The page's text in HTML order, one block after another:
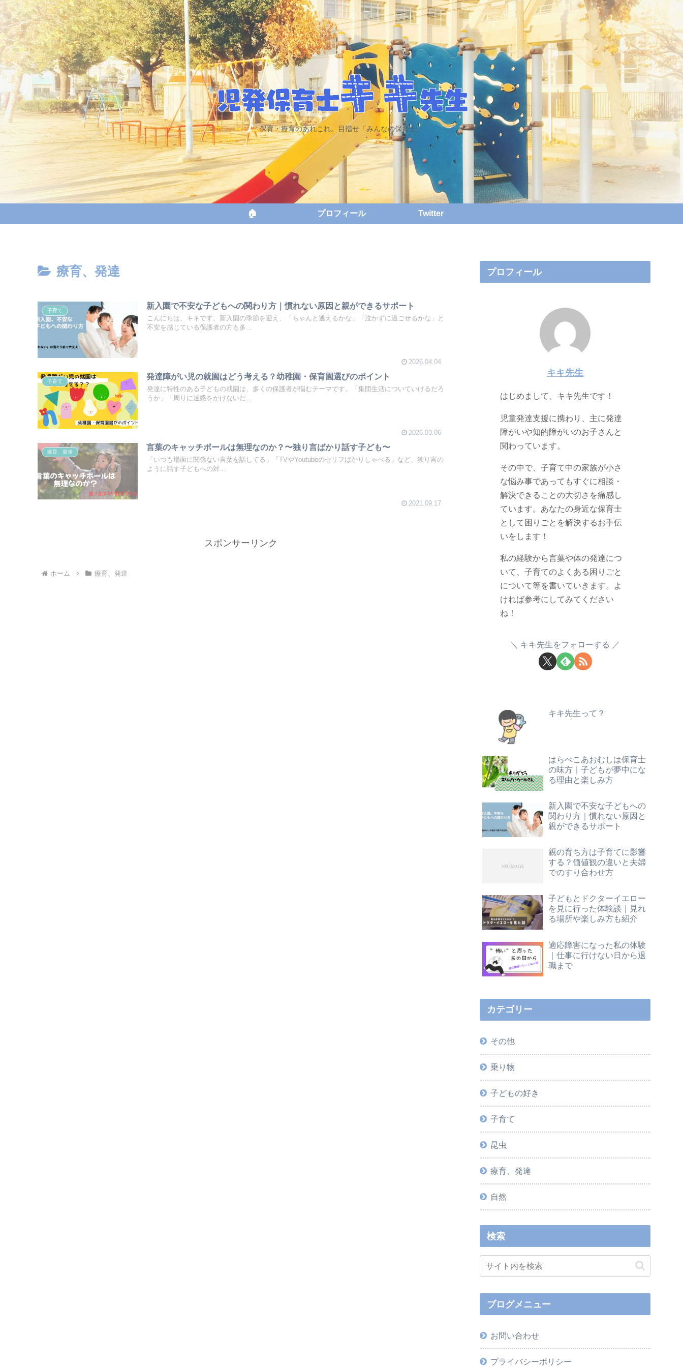
保育・療育のあれこれ。目指せ「みんなの保育士」
🏠 プロフィール Twitter
療育、発達
子育て
新入園で不安な子どもへの関わり方｜慣れない原因と親ができるサポート
こんにちは、キキです。新入園の季節を迎え、「ちゃんと通えるかな」「泣かずに過ごせるかな」と
不安を感じている保護者の方も多...
2026.04.04
子育て
発達障がい児の就園はどう考える？幼稚園・保育園選びのポイント
発達に特性のある子どもの就園は、多くの保護者が悩むテーマです。「集団生活についていけるだろ
うか」「周りに迷惑をかけないだ...
2026.03.06
療育、発達
言葉のキャッチボールは無理なのか？〜独り言ばかり話す子ども〜
「いつも場面に関係ない言葉を話してる」「TVやYoutubeのセリフばかりしゃべる」など、独り言の
ように話す子どもへの対...
2021.09.17
スポンサーリンク
ホーム 療育、発達
プロフィール
キキ先生
はじめまして、キキ先生です！
児童発達支援に携わり、主に発達
障がいや知的障がいのお子さんと
関わっています。
その中で、子育て中の家族が小さ
な悩み事であってもすぐに相談・
解決できることの大切さを痛感し
ています。あなたの身近な保育士
として困りごとを解決するお手伝
いをします！
私の経験から言葉や体の発達につ
いて、子育てのよくある困りごと
について等を書いていきます。よ
ければ参考にしてみてください
ね！
キキ先生をフォローする
キキ先生って？
はらぺこあおむしは保育士
の味方｜子どもが夢中にな
る理由と楽しみ方
新入園で不安な子どもへの
関わり方｜慣れない原因と
親ができるサポート
親の育ち方は子育てに影響
する？価値観の違いと夫婦
でのすり合わせ方
子どもとドクターイエロー
を見に行った体験談｜見れ
る場所や楽しみ方も紹介
適応障害になった私の体験
｜仕事に行けない日から退
職まで
カテゴリー
その他
乗り物
子どもの好き
子育て
昆虫
療育、発達
自然
検索
ブログメニュー
お問い合わせ
プライバシーポリシー